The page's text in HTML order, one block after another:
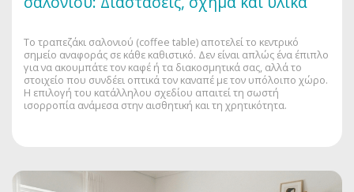
Το τραπεζάκι σαλονιού (coffee table) αποτελεί το κεντρικό
σημείο αναφοράς σε κάθε καθιστικό. Δεν είναι απλώς ένα έπιπλο
για να ακουμπάτε τον καφέ ή τα διακοσμητικά σας, αλλά το
στοιχείο που συνδέει οπτικά τον καναπέ με τον υπόλοιπο χώρο.
Η επιλογή του κατάλληλου σχεδίου απαιτεί τη σωστή
ισορροπία ανάμεσα στην αισθητική και τη χρητικότητα.